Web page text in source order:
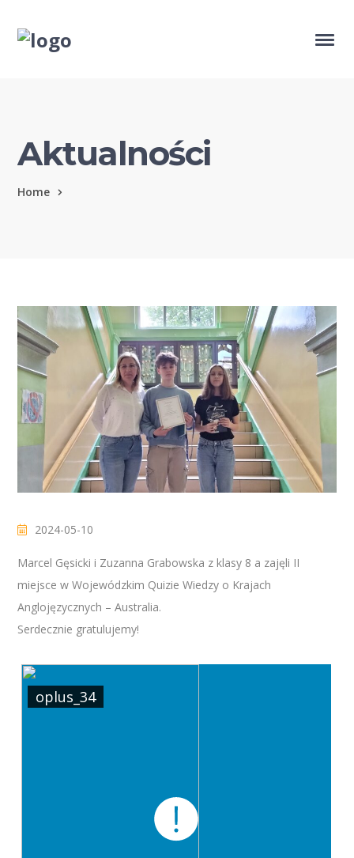
Aktualności
Home
2024-05-10
Marcel Gęsicki i Zuzanna Grabowska z klasy 8 a zajęli II
miejsce w Wojewódzkim Quizie Wiedzy o Krajach
Anglojęzycznych – Australia.
Serdecznie gratulujemy!
oplus_34